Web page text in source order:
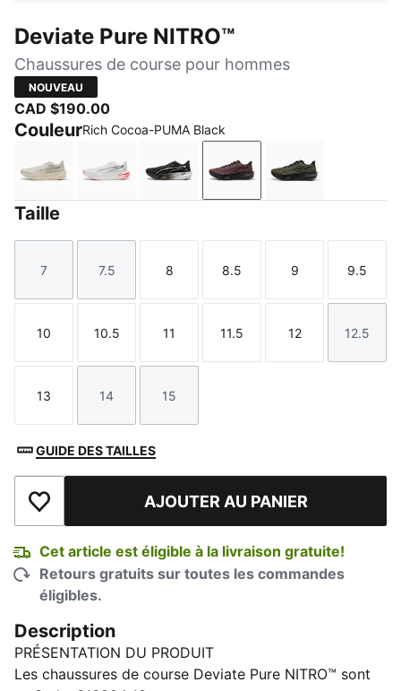
Deviate Pure NITRO™
Chaussures de course pour hommes
NOUVEAU
CAD $190.00
CouleurRich Cocoa-PUMA Black
Alpine Snow-Warm White
PUMA White-Ultra Red-PUMA Silver
PUMA Black-Flat Dark Gray-
Rich Cocoa-PUMA Black
Moss Veil-
Taille
Taille
7
Taille
7.5
Taille
8
Taille
8.5
Taille
9
Taille
9.5
Taille
10
Taille
10.5
Taille
11
Taille
11.5
Taille
12
Taille
12.5
Taille
13
Taille
14
Taille
15
GUIDE DES TAILLES
Ajouter à la liste de souhaits
AJOUTER AU PANIER
Cet article est éligible à la livraison gratuite!
Retours gratuits sur toutes les commandes
éligibles.
Description
PRÉSENTATION DU PRODUIT
Les chaussures de course Deviate Pure NITRO™ sont